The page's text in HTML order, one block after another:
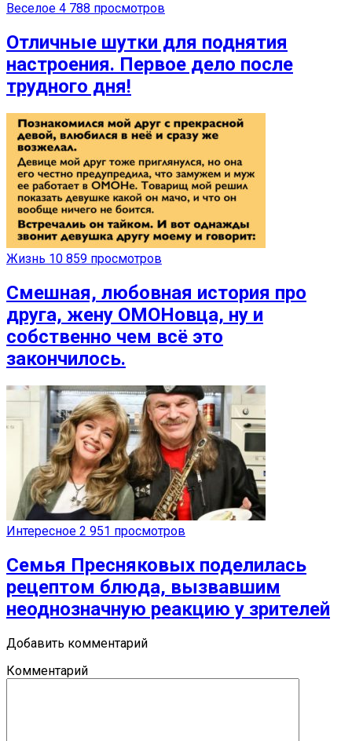
Веселое 4 788 просмотров
Отличные шутки для поднятия
настроения. Первое дело после
трудного дня!
Жизнь 10 859 просмотров
Смешная, любовная история про
друга, жену ОМОНовца, ну и
собственно чем всё это
закончилось.
Интересное 2 951 просмотров
Семья Пресняковых поделилась
рецептом блюда, вызвавшим
неоднозначную реакцию у зрителей
Добавить комментарий
Комментарий